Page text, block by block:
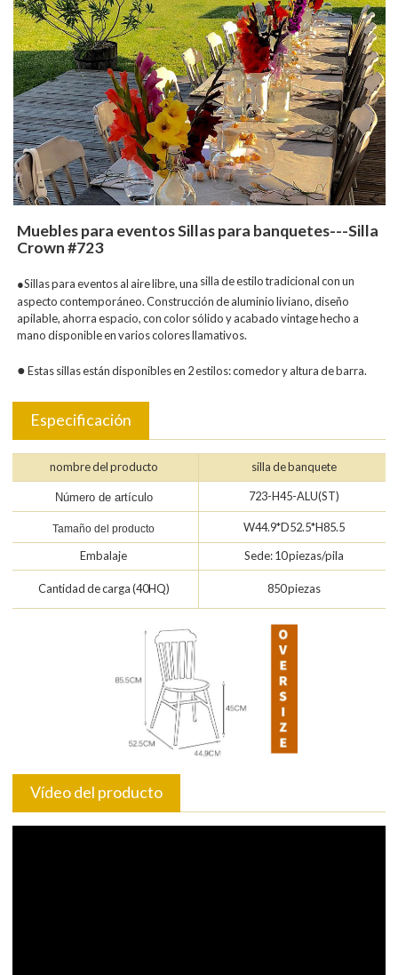
Muebles para eventos Sillas para banquetes---Silla
Crown #723
●Sillas para eventos al aire libre, una silla de estilo tradicional con un
aspecto contemporáneo. Construcción de aluminio liviano, diseño
apilable, ahorra espacio, con color sólido y acabado vintage hecho a
mano disponible en varios colores llamativos.
● Estas sillas están disponibles en 2 estilos: comedor y altura de barra.
Especificación
nombre del producto silla de banquete
Número de artículo 723-H45-ALU(ST)
Tamaño del producto W44.9*D52.5*H85.5
Embalaje Sede: 10 piezas/pila
Cantidad de carga (40HQ) 850 piezas
Vídeo del producto